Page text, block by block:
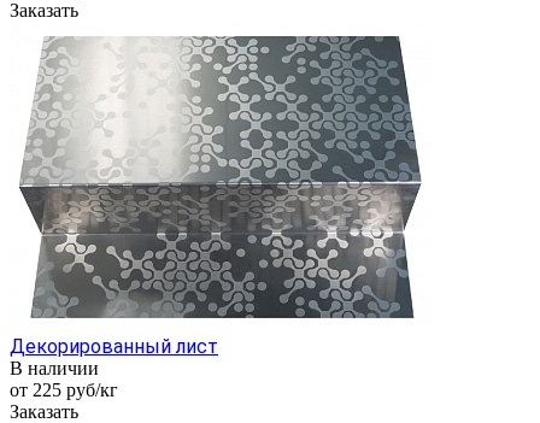
Заказать
Декорированный лист
В наличии
от 225 руб/кг
Заказать